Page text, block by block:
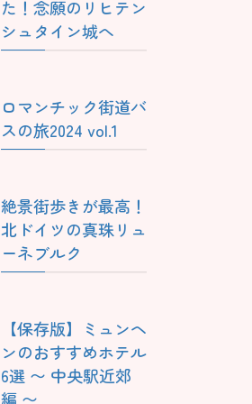
た！念願のリヒテン
シュタイン城へ
ロマンチック街道バ
スの旅2024 vol.1
絶景街歩きが最高！
北ドイツの真珠リュ
ーネブルク
【保存版】ミュンヘ
ンのおすすめホテル
6選 〜 中央駅近郊
編 〜